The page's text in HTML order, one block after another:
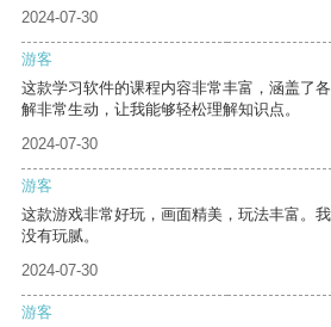
2024-07-30
游客
这款学习软件的课程内容非常丰富，涵盖了
解非常生动，让我能够轻松理解知识点。
2024-07-30
游客
这款游戏非常好玩，画面精美，玩法丰富。
没有玩腻。
2024-07-30
游客